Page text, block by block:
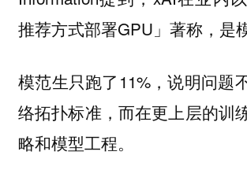
推荐方式部署GPU」著称，是
模范生只跑了11%，说明问题
络拓扑标准，而在更上层的训
略和模型工程。